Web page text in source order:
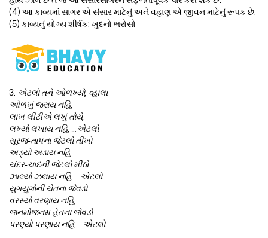
(4) આ કાવ્યમાં સાગર એ સંસાર માટેનું અને વહાણ એ જીવન માટેનું રૂપક છે.
(5) કાવ્યનું યોગ્ય શીર્ષક: ખુદનો ભરોસો
3.
એટલો તને ઓળખ્યો, વ્હાલા
ઓળખું જરાય નહિ,
લાખ લીટીએ લખું તોયે,
લખ્યો લખાય નહિ, …એટલો
સૂરજ-તાપના જેટલો તીખો
અડ્યો અડાય નહિ,
ચંદર-ચાંદની જેટલો મીઠો
ઝાલ્યો ઝલાય નહિ. …એટલો
યુગયુગોની ચેતના જેવડો
વરસ્યો વરણાય નહિ,
જનમોજનમ હેતના જેવડો
પરણ્યો પરણાય નહિ. …એટલો